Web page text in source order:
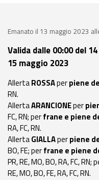
Monitoraggio
eventi
Previsioni e dati
Previsioni meteo e
marine
Dati osservati
Radar meteo
Emanato il 13 maggio 2023
Valida dalle 00:00 del
15 maggio 2023
AllertaROSSAperpiene
RN.
AllertaARANCIONEper
FC, RN; perfrane e piene
RA, FC, RN.
AllertaGIALLAperpiene
BO, FE; perfrane e piene
PR, RE, MO, BO, RA, FC, RN;
RE, MO, BO, FE, RA, FC, RN.